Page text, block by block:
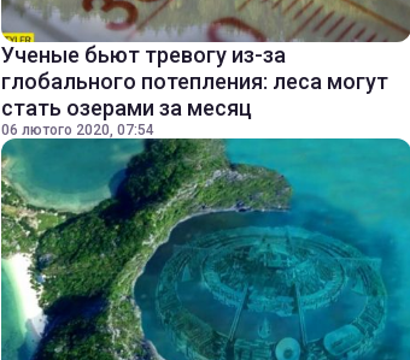
Ученые бьют тревогу из-за
глобального потепления: леса могут
стать озерами за месяц
06 лютого 2020, 07:54